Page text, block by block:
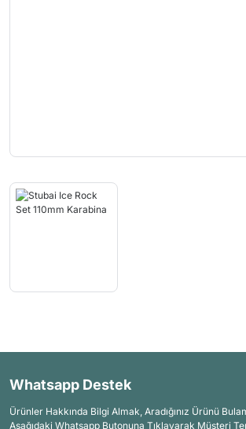
Whatsapp Destek
Ürünler Hakkında Bilgi Almak, Aradığınız Ürünü
Aşağıdaki Whatsapp Butonuna Tıklayarak Müşteri